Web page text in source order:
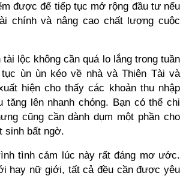
được để tiếp tục mở rộng đầu tư nếu
chính và nâng cao chất lượng cuộc
lộc không cần quá lo lắng trong tuần
ùn ùn kéo về nhà và Thiên Tài và
hiện cho thấy các khoản thu nhập
tăng lên nhanh chóng. Bạn có thể chi
cũng cần dành dụm một phần cho
sinh bất ngờ.
tình cảm lúc này rất đáng mơ ước.
hay nữ giới, tất cả đều cần được yêu